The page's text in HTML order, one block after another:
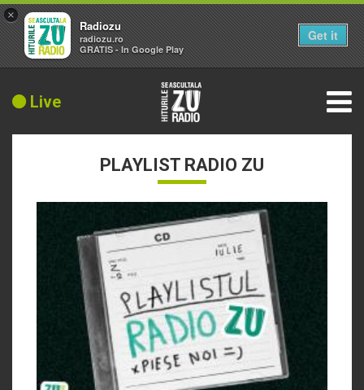
Live
PLAYLIST RADIO ZU
×
Radiozu
radiozu.ro
GRATIS - In Google Play
Get it